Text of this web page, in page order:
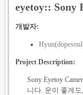
eyetoy:: Sony
개발자:
Project Description:
Sony Eyetoy
니다. 운이 좋게도